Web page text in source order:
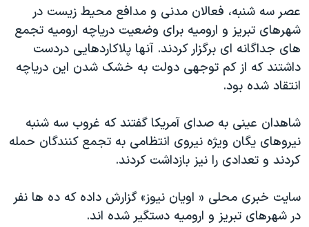
قانون شفافیت دارائی کادر رهبری ایران
اعتراضات مردمی آبان ۹۸
اسرائیل در جنگ
نرگس محمدی برنده جایزه نوبل صلح
همایش محافظه‌کاران آمریکا «سی‌پک»
صفحه‌های ویژه
سفر پرزیدنت ترامپ به چین
عصر سه شنبه، فعالان مدنی و مدافع محیط زیست در
شهرهای تبریز و ارومیه برای وضعیت دریاچه ارومیه تجمع
های جداگانه ای برگزار کردند. آنها پلاکاردهایی دردست
داشتند که از کم توجهی دولت به خشک شدن این دریاچه
انتقاد شده بود.
شاهدان عینی به صدای آمریکا گفتند که غروب سه شنبه
نیروهای یگان ویژه نیروی انتظامی به تجمع کنندگان حمله
کردند و تعدادی را نیز بازداشت کردند.
سایت خبری محلی « اویان نیوز» گزارش داده که ده ها نفر
در شهرهای تبریز و ارومیه دستگیر شده اند.